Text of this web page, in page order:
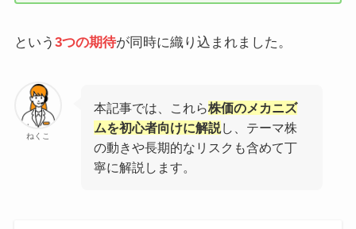
という 3つの期待が同時に織り込まれました。
ねくこ
本記事では、これら株価のメカニズ
ムを初心者向けに解説 し、テーマ株
の動きや長期的なリスクも含めて丁
寧に解説します。